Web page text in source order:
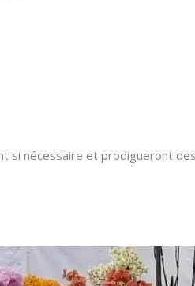
si nécessaire et prodigueront